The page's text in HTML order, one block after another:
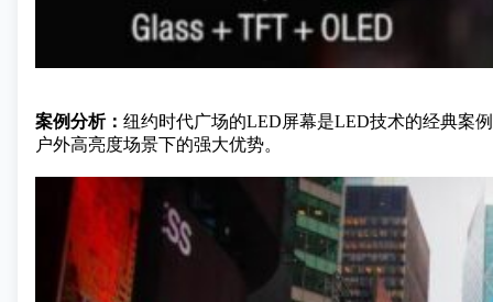
案例分析： 纽约时代广场的LED屏幕是LED技术的经典案
户外高亮度场景下的强大优势。